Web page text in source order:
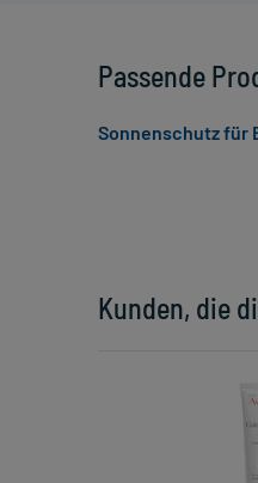
Kunden, die
Passende
Sonnenschutz für